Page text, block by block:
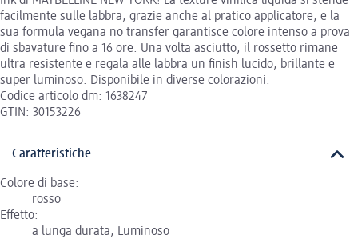
facilmente sulle labbra, grazie anche al pratico applicatore, e la
sua formula vegana no transfer garantisce colore intenso a prova
di sbavature fino a 16 ore. Una volta asciutto, il rossetto rimane
ultra resistente e regala alle labbra un finish lucido, brillante e
super luminoso. Disponibile in diverse colorazioni.
Codice articolo dm: 1638247
GTIN: 30153226
Caratteristiche
Colore di base:
rosso
Effetto:
a lunga durata, Luminoso